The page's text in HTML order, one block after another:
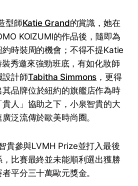
型師Katie Grand的賞識，她在
KOIZUMI的作品後，隨即為
時裝周的機會；不得不提Katie
秀邀來強勁班底，有如化妝師
設計師Tabitha Simmons ，更得
品牌位於紐約的旗艦店作為時
人」協助之下，小泉智貴的大
泛流傳於歐美時尚圈。
貴參與LVMH Prize並打入最後
比賽最終並未能順利選出獲勝
平分三十萬歐元獎金。